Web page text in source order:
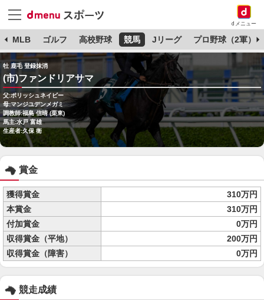
dメニュー
MLB ゴルフ 高校野球 競馬 Jリーグ プロ野球（2軍）
牡 鹿毛 登録抹消
(市)ファンドリアサマ
父:ポリッシュネイビー
母:マンジユデンメガミ
調教師:福島 信晴 (栗東)
馬主:水戸 富雄
生産者:久保 衛
賞金
獲得賞金
310万円
本賞金
310万円
付加賞金
0万円
収得賞金（平地）
200万円
収得賞金（障害）
0万円
競走成績